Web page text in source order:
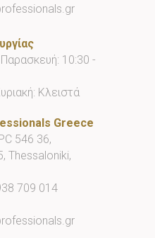
10:30 -
Κλειστά
Greece
546 36,
Thessaloniki,
709 014